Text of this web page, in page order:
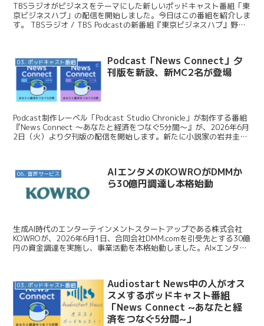
TBSラジオがビジネスをテーマにした新しいポッドキャスト番組「東
京ビジネスハブ」の配信を開始しました。今日はこの番組を紹介しま
す。 TBSラジオ / TBS Podcastの新番組『東京ビジネスハブ』野村
03. ポッドキャスト番組
Podcast「News Connect」夕
刊版を新設、新MC2名が登場
Podcast制作レーベル「Podcast Studio Chronicle」が制作する番組
『News Connect ～あなたと経済をつなぐ5分間～』が、2026年6月
2日（火）より夕刊版の配信を開始します。新たに小説家の岩井圭也
06. 音声サービス
AIエンタメのKOWROがDMMか
ら30億円調達し本格始動
生成AI時代のエンターテインメントスタートアップである株式会社
KOWROが、2026年6月1日、合同会社DMM.comを引受先とする30億
円の資金調達を実施し、事業活動を本格始動しました。AI×エンタメ
03. ポッドキャスト番組
Audiostart News中の人がオス
スメするポッドキャスト番組
「News Connect ~あなたと経
済をつなぐ5分間~」